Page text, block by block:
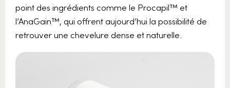
point des ingrédients comme le Procapil™ et
l’AnaGain™, qui offrent aujourd’hui la possibilité de
retrouver une chevelure dense et naturelle.